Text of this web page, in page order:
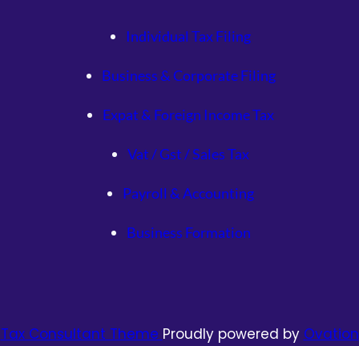
Individual Tax Filing
Business & Corporate Filing
Expat & Foreign Income Tax
Vat / Gst / Sales Tax
Payroll & Accounting
Business Formation
Tax Consultant Theme Proudly powered by Ovation